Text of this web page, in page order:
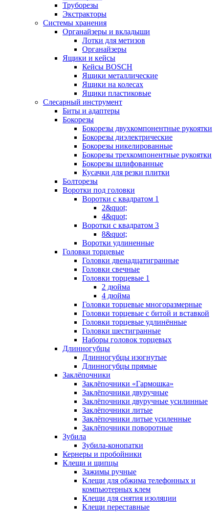
Труборезы
Экстракторы
Системы хранения
Органайзеры и вкладыши
Лотки для метизов
Органайзеры
Ящики и кейсы
Кейсы BOSCH
Ящики металлические
Ящики на колесах
Ящики пластиковые
Слесарный инструмент
Биты и адаптеры
Бокорезы
Бокорезы двухкомпонентные рукоятки
Бокорезы диэлектрические
Бокорезы никелированные
Бокорезы трехкомпонентные рукоятки
Бокорезы шлифованные
Кусачки для резки плитки
Болторезы
Воротки под головки
Воротки с квадратом 1
2&quot;
4&quot;
Воротки с квадратом 3
8&quot;
Воротки удлиненные
Головки торцевые
Головки двенадцатигранные
Головки свечные
Головки торцевые 1
2 дюйма
4 дюйма
Головки торцевые многоразмерные
Головки торцевые с битой и вставкой
Головки торцевые удлинённые
Головки шестигранные
Наборы головок торцевых
Длинногубцы
Длинногубцы изогнутые
Длинногубцы прямые
Заклёпочники
Заклёпочники «Гармошка»
Заклёпочники двуручные
Заклёпочники двуручные усилинные
Заклёпочники литые
Заклёпочники литые усиленные
Заклёпочники поворотные
Зубила
Зубила-конопатки
Кернеры и пробойники
Клещи и щипцы
Зажимы ручные
Клещи для обжима телефонных и
компьютерных клем
Клещи для снятия изоляции
Клещи переставные